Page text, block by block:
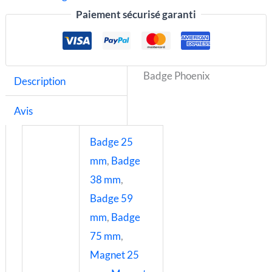
Paiement sécurisé garanti
Description
Avis
Badge Phoenix
Badge 25
mm, Badge
38 mm,
Badge 59
mm, Badge
75 mm,
Magnet 25